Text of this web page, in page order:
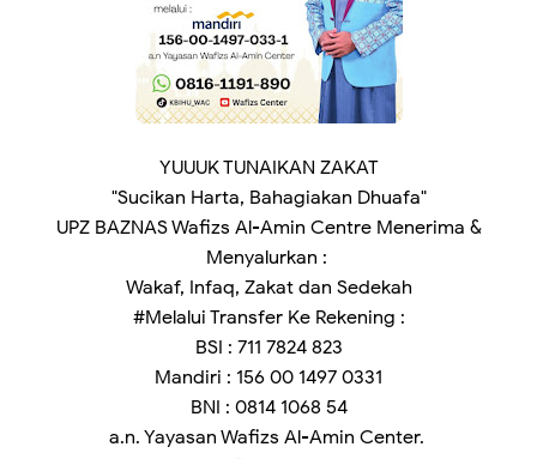
YUUUK TUNAIKAN ZAKAT
"Sucikan Harta, Bahagiakan Dhuafa"
UPZ BAZNAS Wafizs Al-Amin Centre Menerima &
Menyalurkan :
Wakaf, Infaq, Zakat dan Sedekah
#Melalui Transfer Ke Rekening :
BSI : 711 7824 823
Mandiri : 156 00 1497 0331
BNI : 0814 1068 54
a.n. Yayasan Wafizs Al-Amin Center.